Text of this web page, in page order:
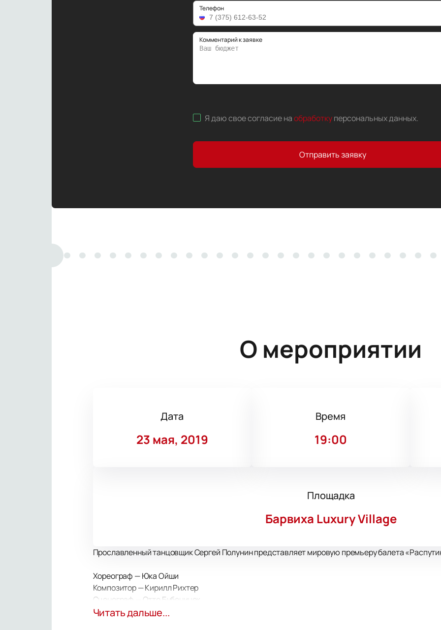
Телефон
Комментарий к заявке
Я даю свое согласие наобработку персональных данных.
Отправить заявку
О мероприятии
Дата
23 мая, 2019
Время
19:00
Площадка
Барвиха Luxury Village
Прославленный танцовщик Сергей Полунин представляет мировую премьеру балета
Хореограф — Юка Ойши
Композитор — Кирилл Рихтер
Сценограф — Отто Бубеничек
Художник по свету — Константин Бинкин
Читать дальше...